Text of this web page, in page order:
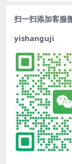
扫一扫添加客服
yishanguji